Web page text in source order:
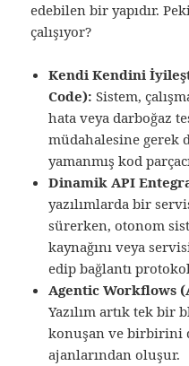
edebilen bir yapıdır.
çalışıyor?
Kendi Kendini
Code): Sistem,
hata veya darboğaz
müdahalesine gerek
yamanmış kod
Dinamik API
yazılımlarda bir
sürerken, otonom
kaynağını veya
edip bağlantı
Agentic Workflows
Yazılım artık tek
konuşan ve birbirini
ajanlarından oluşur.